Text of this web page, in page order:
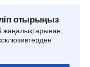
отырыңыз
жаңалықтарынан,